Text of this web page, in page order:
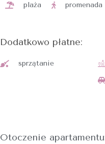
plaża promenada
Dodatkowo płatne:
sprzątanie
Otoczenie